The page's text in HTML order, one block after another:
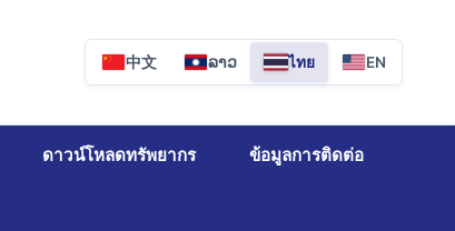
中文 ລາວ ไทย EN
ดาวน์โหลดทรัพยากร ข้อมูลการติดต่อ